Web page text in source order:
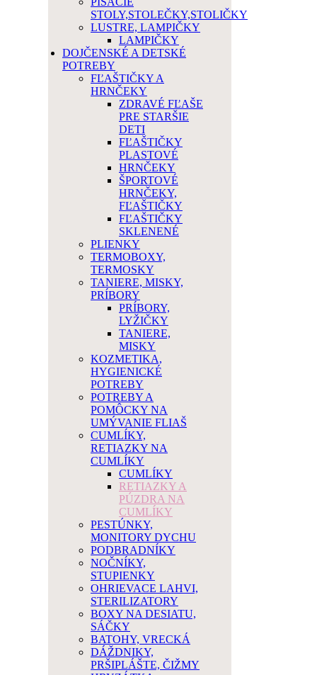
STOLY,STOLEČKY,STOLIČKY
LUSTRE, LAMPIČKY
LAMPIČKY
DOJČENSKÉ A DETSKÉ
POTREBY
FĽAŠTIČKY A
HRNČEKY
ZDRAVÉ FĽAŠE
PRE STARŠIE
DETI
FĽAŠTIČKY
PLASTOVÉ
HRNČEKY
ŠPORTOVÉ
HRNČEKY,
FĽAŠTIČKY
FĽAŠTIČKY
SKLENENÉ
PLIENKY
TERMOBOXY,
TERMOSKY
TANIERE, MISKY,
PRÍBORY
PRÍBORY,
LYŽIČKY
TANIERE,
MISKY
KOZMETIKA,
HYGIENICKÉ
POTREBY
POTREBY A
POMÔCKY NA
UMÝVANIE FLIAŠ
CUMLÍKY,
RETIAZKY NA
CUMLÍKY
CUMLÍKY
RETIAZKY A
PÚZDRA NA
CUMLÍKY
PESTÚNKY,
MONITORY DYCHU
PODBRADNÍKY
NOČNÍKY,
STUPIENKY
OHRIEVACE LAHVI,
STERILIZATORY
BOXY NA DESIATU,
SÁČKY
BATOHY, VRECKÁ
DÁŽDNIKY,
PRŠIPLÁŠTE, ČIŽMY